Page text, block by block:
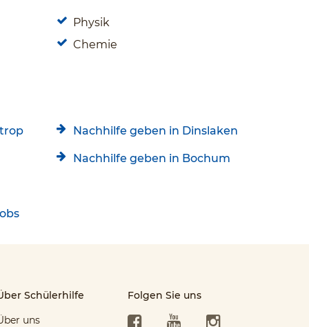
Physik
Chemie
Nachhilfe geben in Dinslaken
Nachhilfe geben in Bochum
Schülerhilfe
uns
Folgen Sie uns
Facebook YouTubeInstagram